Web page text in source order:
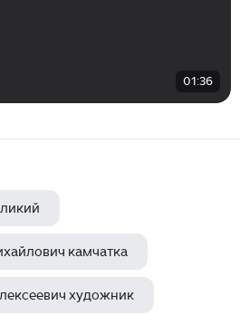
01:36
камчатка
художник